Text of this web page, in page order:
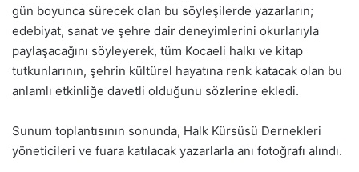
gün boyunca sürecek olan bu söyleşilerde yazarların;
edebiyat, sanat ve şehre dair deneyimlerini okurlarıyla
paylaşacağını söyleyerek, tüm Kocaeli halkı ve kitap
tutkunlarının, şehrin kültürel hayatına renk katacak olan bu
anlamlı etkinliğe davetli olduğunu sözlerine ekledi.
Sunum toplantısının sonunda, Halk Kürsüsü Dernekleri
yöneticileri ve fuara katılacak yazarlarla anı fotoğrafı alındı.